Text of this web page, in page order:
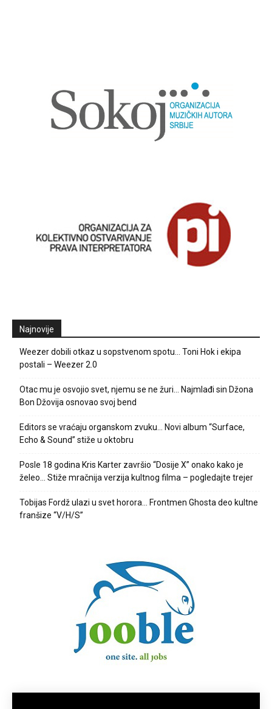
Najnovije
Weezer dobili otkaz u sopstvenom spotu… Toni Hok i ekipa
postali – Weezer 2.0
Otac mu je osvojio svet, njemu se ne žuri… Najmlađi sin Džona
Bon Džovija osnovao svoj bend
Editors se vraćaju organskom zvuku… Novi album “Surface,
Echo & Sound” stiže u oktobru
Posle 18 godina Kris Karter završio “Dosije X” onako kako je
želeo… Stiže mračnija verzija kultnog filma – pogledajte trejer
Tobijas Fordž ulazi u svet horora… Frontmen Ghosta deo kultne
franšize “V/H/S”